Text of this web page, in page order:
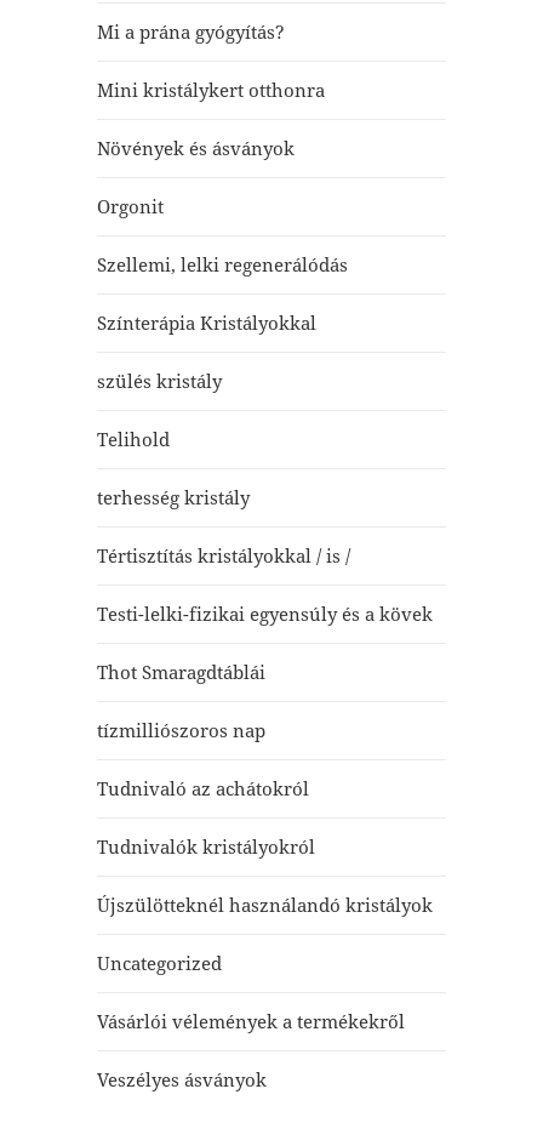
Mi a prána gyógyítás?
Mini kristálykert otthonra
Növények és ásványok
Orgonit
Szellemi, lelki regenerálódás
Színterápia Kristályokkal
szülés kristály
Telihold
terhesség kristály
Tértisztítás kristályokkal / is /
Testi-lelki-fizikai egyensúly és a kövek
Thot Smaragdtáblái
tízmilliószoros nap
Tudnivaló az achátokról
Tudnivalók kristályokról
Újszülötteknél használandó kristályok
Uncategorized
Vásárlói vélemények a termékekről
Veszélyes ásványok